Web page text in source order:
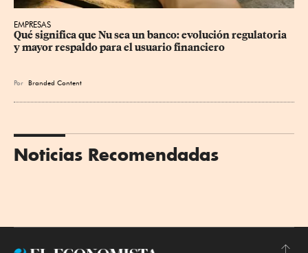
EMPRESAS
Qué significa que Nu sea un banco: evolución regulatoria
y mayor respaldo para el usuario financiero
Por Branded Content
Noticias Recomendadas